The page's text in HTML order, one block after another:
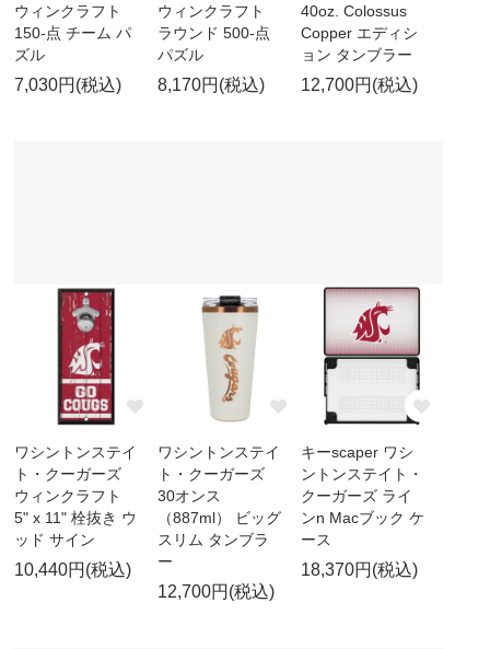
ウィンクラフト
150-点 チーム パ
ズル
7,030円(税込)
ウィンクラフト
ラウンド 500-点
パズル
8,170円(税込)
40oz. Colossus
Copper エディシ
ョン タンブラー
12,700円(税込)
ワシントンステイ
ト・クーガーズ
ウィンクラフト
5" x 11" 栓抜き ウ
ッド サイン
10,440円(税込)
ワシントンステイ
ト・クーガーズ
30オンス
（887ml） ビッグ
スリム タンブラ
ー
12,700円(税込)
キーscaper ワシ
ントンステイト・
クーガーズ ライ
ンn Macブック ケ
ース
18,370円(税込)